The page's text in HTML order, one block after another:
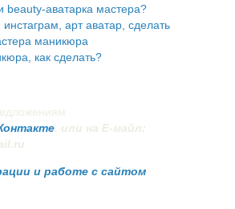
beauty-аватарка мастера?
арт аватар, сделать
маникюра
как сделать?
. или на Е-майл:
и работе с сайтом